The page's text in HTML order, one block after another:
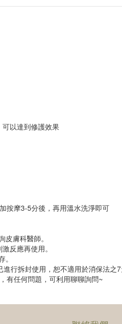
可以達到修護效果
按摩3-5分後，再用溫水洗淨即可
膚科醫師。
反應再使用。
行拆封使用，恕不適用於消保法之7
有任何問題，可利用聊聊詢問~